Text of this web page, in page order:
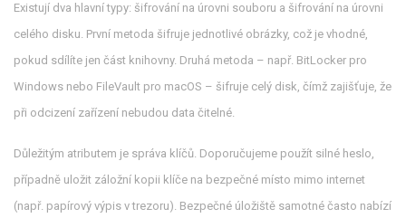
Existují dva hlavní typy: šifrování na úrovni souboru a šifrování na úrovni
celého disku. První metoda šifruje jednotlivé obrázky, což je vhodné,
pokud sdílíte jen část knihovny. Druhá metoda – např. BitLocker pro
Windows nebo FileVault pro macOS – šifruje celý disk, čímž zajišťuje, že
při odcizení zařízení nebudou data čitelné.
Důležitým atributem je správa klíčů. Doporučujeme použít silné heslo,
případně uložit záložní kopii klíče na bezpečné místo mimo internet
(např. papírový výpis v trezoru). Bezpečné úložiště samotné často nabízí